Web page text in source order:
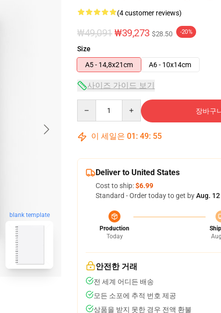
blank template
(4 customer reviews)
₩49,091 ₩39,273 $28.50 -20%
Size
A5 - 14,8x21cm
A6 - 10x14cm
사이즈 가이드 보기
장바구
이 세일은 01 : 49: 54
Deliver to United States
Cost to ship:$6.99
Standard - Order today to get byAug.
Production
Today
안전한 거래
전 세계 어디든 배송
모든 소포에 추적 번호 제공
상품을 받지 못한 경우 전액 환불